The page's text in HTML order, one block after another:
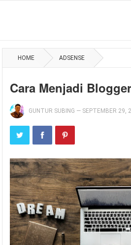
HOME ADSENSE
Cara Menjadi
GUNTUR SUBING — SEPTEMBER 29,